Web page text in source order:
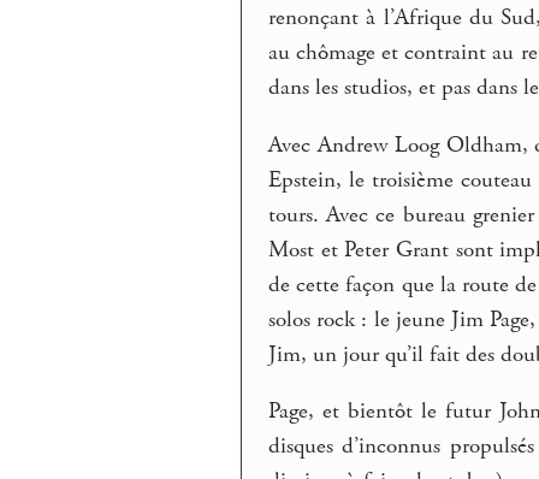
renonçant à l’Afrique du
au chômage et contraint au
dans les studios, et pas dans
Avec Andrew Loog Oldham,
Epstein, le troisième
tours. Avec ce bureau
Most et Peter Grant sont
de cette façon que la route
solos rock : le jeune Jim
Jim, un jour qu’il fait des
Page, et bientôt le futur
disques d’inconnus